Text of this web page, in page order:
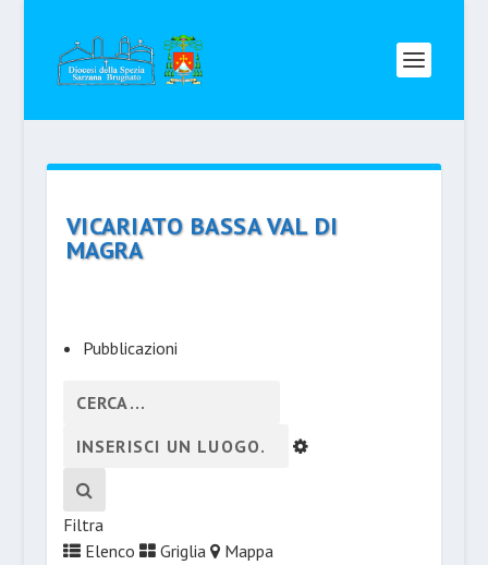
VICARIATO BASSA VAL DI
MAGRA
Pubblicazioni
Filtra
Elenco
Griglia
Mappa